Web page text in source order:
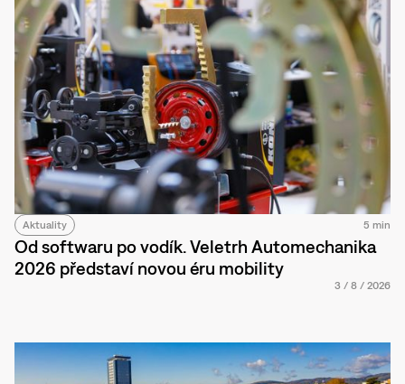
Aktuality 5 min
Od softwaru po vodík. Veletrh Automechanika
2026 představí novou éru mobility
3 / 8 / 2026